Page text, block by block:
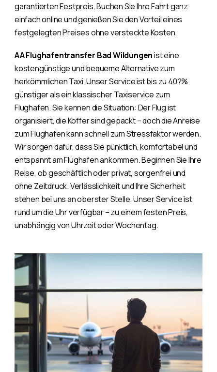
garantierten Festpreis. Buchen Sie Ihre Fahrt ganz
einfach online und genießen Sie den Vorteil eines
festgelegten Preises ohne versteckte Kosten.
AA Flughafentransfer Bad Wildungenist eine
kostengünstige und bequeme Alternative zum
herkömmlichen Taxi. Unser Service ist bis zu 40?%
günstiger als ein klassischer Taxiservice zum
Flughafen. Sie kennen die Situation: Der Flug ist
organisiert, die Koffer sind gepackt – doch die Anreise
zum Flughafen kann schnell zum Stressfaktor werden.
Wir sorgen dafür, dass Sie pünktlich, komfortabel und
entspannt am Flughafen ankommen. Beginnen Sie Ihre
Reise, ob geschäftlich oder privat, sorgenfrei und
ohne Zeitdruck. Verlässlichkeit und Ihre Sicherheit
stehen bei uns an oberster Stelle. Unser Service ist
rund um die Uhr verfügbar – zu einem festen Preis,
unabhängig von Uhrzeit oder Wochentag.